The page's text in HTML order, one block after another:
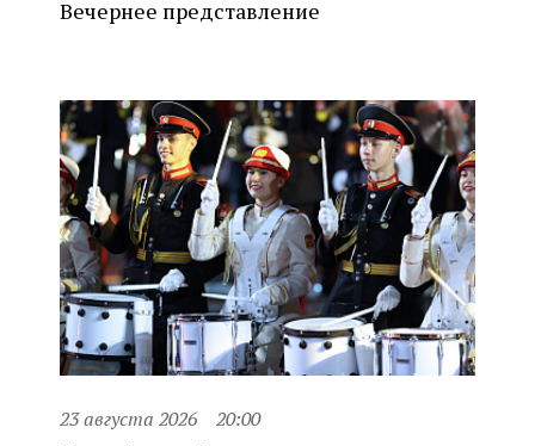
Вечернее представление
23 августа 2026 20:00